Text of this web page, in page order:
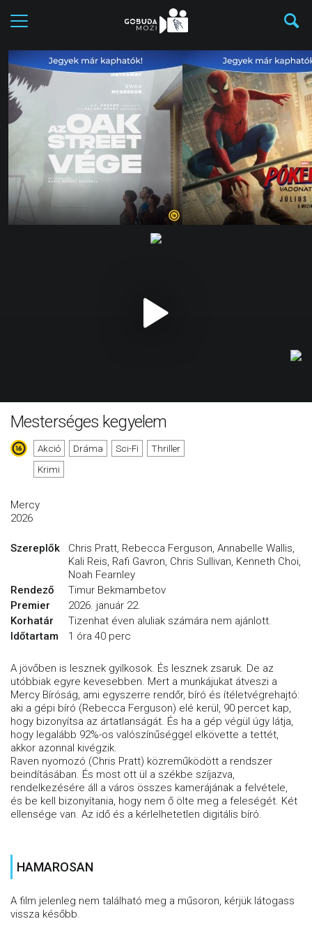
Mesterséges kegyelem
Akció Dráma Sci-Fi
Thriller
Krimi
Mercy
2026
Szereplők
Chris Pratt, Rebecca Ferguson, Annabelle Wallis,
Kali Reis, Rafi Gavron, Chris Sullivan, Kenneth Choi,
Noah Fearnley
Rendező
Timur Bekmambetov
Premier
2026. január 22.
Korhatár
Tizenhat éven aluliak számára nem ajánlott.
Időtartam
1 óra 40 perc
A jövőben is lesznek gyilkosok. És lesznek zsaruk. De az
utóbbiak egyre kevesebben. Mert a munkájukat átveszi a
Mercy Bíróság, ami egyszerre rendőr, bíró és ítéletvégrehajtó:
aki a gépi bíró (Rebecca Ferguson) elé kerül, 90 percet kap,
hogy bizonyítsa az ártatlanságát. És ha a gép végül úgy látja,
hogy legalább 92%-os valószínűséggel elkövette a tettét,
akkor azonnal kivégzik.
Raven nyomozó (Chris Pratt) közreműködött a rendszer
beindításában. És most ott ül a székbe szíjazva,
rendelkezésére áll a város összes kamerájának a felvétele,
és be kell bizonyítania, hogy nem ő ölte meg a feleségét. Két
ellensége van. Az idő és a kérlelhetetlen digitális bíró.
HAMAROSAN
A film jelenleg nem található meg a műsoron, kérjük látogass
vissza később.